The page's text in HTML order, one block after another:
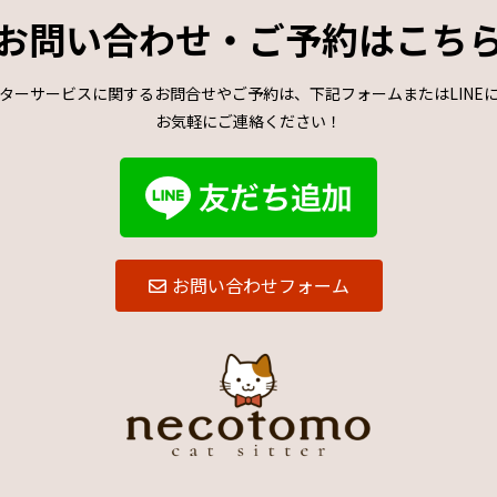
問い合わせ・ご予約はこち
ーサービスに関するお問合せやご予約は、下記フォームまたはLINE
お気軽にご連絡ください！
お問い合わせフォーム